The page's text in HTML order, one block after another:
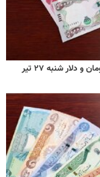
قیمت دینار عراق امروز + نرخ ارز اربعین دولتی به تومان و دلار شنبه ۲۷ تیر